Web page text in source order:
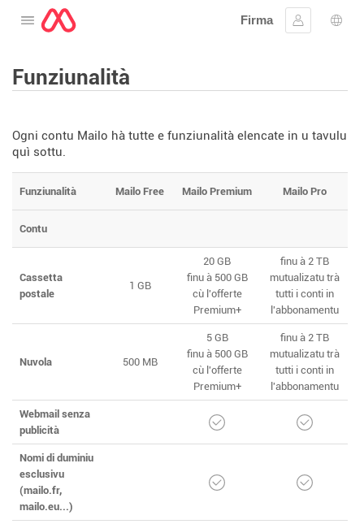
Apre u menu
Firma
Firmà lu
Funziunalità
Ogni contu Mailo hà tutte e funziunalità elencate in u tavulu
quì sottu.
Funziunalità Mailo Free Mailo Premium Mailo Pro
Contu
Cassetta
postale
1 GB
20 GB
finu à 500 GB
cù l'offerte
Premium+
finu à 2 TB
mutualizatu trà
tutti i conti in
l'abbonamentu
Nuvola 500 MB
5 GB
finu à 500 GB
cù l'offerte
Premium+
finu à 2 TB
mutualizatu trà
tutti i conti in
l'abbonamentu
Webmail senza
publicità
Nomi di duminiu
esclusivu
(mailo.fr,
mailo.eu...)